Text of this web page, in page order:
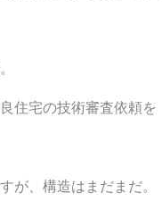
住宅の技術審査依頼を
が、構造はまだまだ。